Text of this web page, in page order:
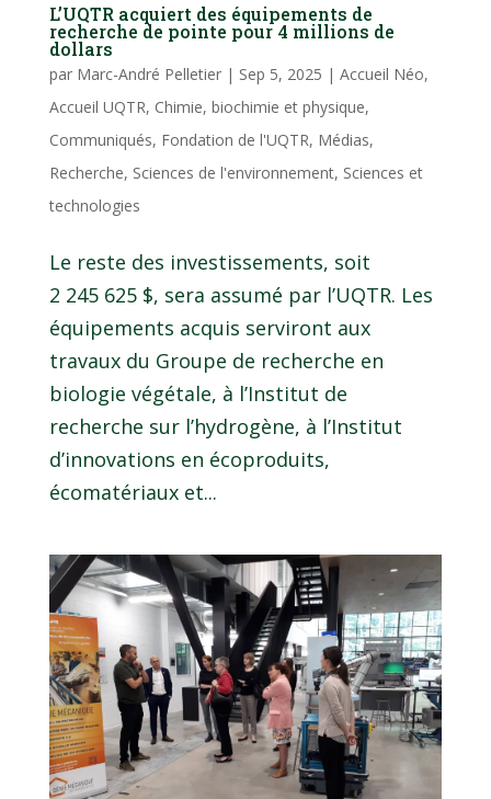
L’UQTR acquiert des équipements de
recherche de pointe pour 4 millions de
dollars
par Marc-André Pelletier| Sep 5, 2025 | Accueil Néo,
Accueil UQTR, Chimie, biochimie et physique,
Communiqués, Fondation de l'UQTR, Médias,
Recherche, Sciences de l'environnement, Sciences et
technologies
Le reste des investissements, soit
2 245 625 $, sera assumé par l’UQTR. Les
équipements acquis serviront aux
travaux du Groupe de recherche en
biologie végétale, à l’Institut de
recherche sur l’hydrogène, à l’Institut
d’innovations en écoproduits,
écomatériaux et...